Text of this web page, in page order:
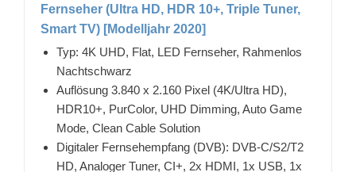
Fernseher (Ultra HD, HDR 10+, Triple Tuner,
Smart TV) [Modelljahr 2020]
Typ: 4K UHD, Flat, LED Fernseher, Rahmenlos
Nachtschwarz
Auflösung 3.840 x 2.160 Pixel (4K/Ultra HD),
HDR10+, PurColor, UHD Dimming, Auto Game
Mode, Clean Cable Solution
Digitaler Fernsehempfang (DVB): DVB-C/S2/T2
HD, Analoger Tuner, CI+, 2x HDMI, 1x USB, 1x